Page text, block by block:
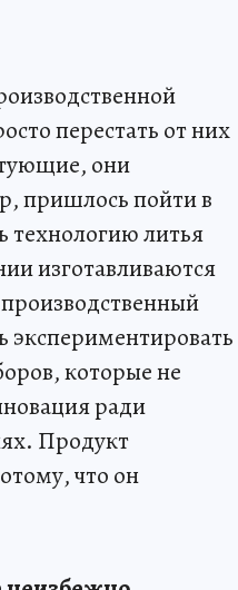
перестать от них
они
пришлось пойти в
технологию литья
изготавливаются
которые не
ради
Продукт
что он